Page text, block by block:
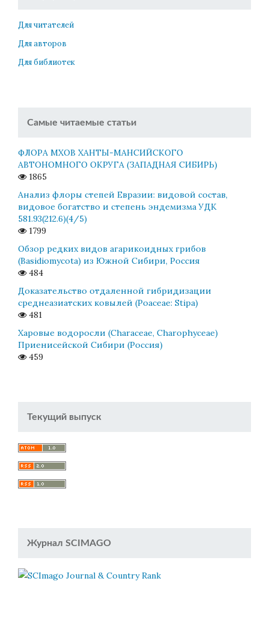
Для читателей
Для авторов
Для библиотек
Самые читаемые статьи
ФЛОРА МХОВ ХАНТЫ-МАНСИЙСКОГО
АВТОНОМНОГО ОКРУГА (ЗАПАДНАЯ СИБИРЬ)
1865
Анализ флоры степей Евразии: видовой состав,
видовое богатство и степень эндемизма УДК
581.93(212.6)(4/5)
1799
Обзор редких видов агарикоидных грибов
(Basidiomycota) из Южной Сибири, Россия
484
Доказательство отдаленной гибридизации
среднеазиатских ковылей (Poaceae: Stipa)
481
Харовые водоросли (Characeae, Charophyceae)
Приенисейской Сибири (Россия)
459
Текущий выпуск
Журнал SCIMAGO